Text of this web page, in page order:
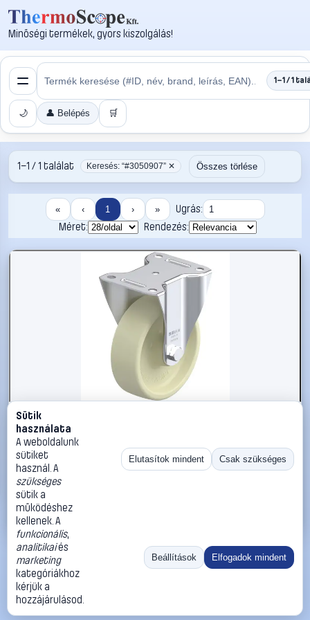
Minőségi termékek, gyors kiszolgálás!
1–1 / 1
🌙 👤 Belépés 🛒
1–1 / 1 találat Keresés: “#3050907” ✕ Összes törlése
« ‹ 1 › »
Ugrás:
Méret:
Rendezés:
#3050907
Blickle 858007 B-POH 150G Acéllemez rögzített görgő
KerékØ: 150 mm Teherbírás (max.): 400 kg 1 db
Blickle Görgők, kerekek
32 990 Ft
Kosárba
«
Ugrás:
Méret:
Rendezés:
©2026
ThermoScope
ÁSZF
Cégbemutató
Sütik
használata
A weboldalunk
sütiket
használ. A
szükséges
sütik a
működéshez
kellenek. A
funkcionális,
analitikaiés
marketing
kategóriákhoz
kérjük a
hozzájárulásod.
Elutasítok mindent Csak szükséges
Beállítások Elfogadok mindent